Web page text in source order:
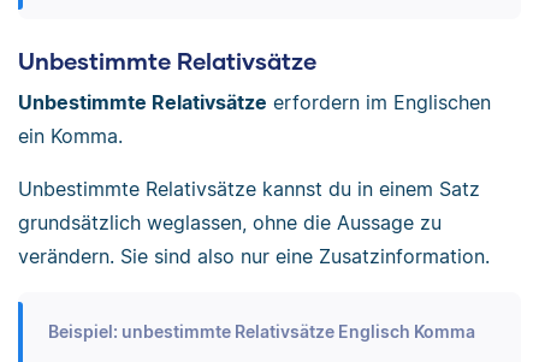
Unbestimmte Relativsätze
Unbestimmte Relativsätze erfordern im Englischen
ein Komma.
Unbestimmte Relativsätze kannst du in einem Satz
grundsätzlich weglassen, ohne die Aussage zu
verändern. Sie sind also nur eine Zusatzinformation.
Beispiel: unbestimmte Relativsätze Englisch Komma